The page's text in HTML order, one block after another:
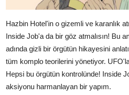
Hazbin Hotel'in o gizemli ve karanlık
Inside Job'a da bir göz atmalısın! Bu
adında gizli bir örgütün hikayesini
tüm komplo teorilerini yönetiyor.
Hepsi bu örgütün kontrolünde! Inside
aksiyonu harmanlayan bir yapım.